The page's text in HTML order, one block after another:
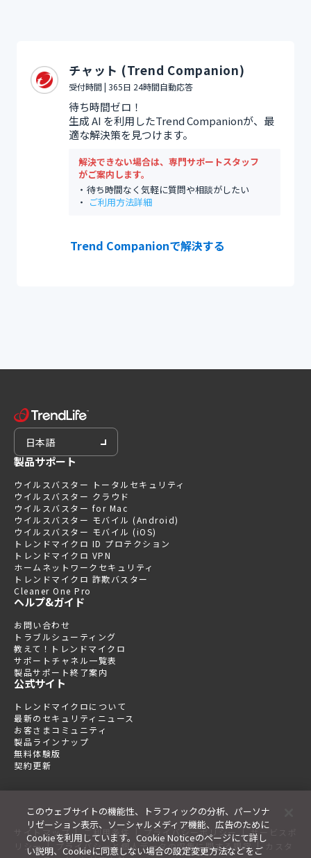
チャット (Trend Companion)
受付時間 | 365日 24時間自動応答
待ち時間ゼロ！
生成 AI を利用したTrend Companionが、最
適な解決策を見つけます。
解決できない場合は、専門サポートスタッフ
がご案内します。
待ち時間なく気軽に質問や相談がしたい
ご利用方法詳細
Trend Companionで解決する
このウェブサイトの機能性、トラフィックの分析、パーソナ
リゼーション表示、ソーシャルメディア機能、広告のために
Cookieを利用しています。Cookie Noticeのページにて詳し
い説明、Cookieに同意しない場合の設定変更方法などをご
日本語
製品サポート
ウイルスバスター トータルセキュリティ
ウイルスバスター クラウド
ウイルスバスター for Mac
ウイルスバスター モバイル (Android)
ウイルスバスター モバイル (iOS)
トレンドマイクロ ID プロテクション
トレンドマイクロ VPN
ホームネットワークセキュリティ
トレンドマイクロ 詐欺バスター
Cleaner One Pro
ヘルプ&ガイド
お問い合わせ
トラブルシューティング
教えて！トレンドマイクロ
サポートチャネル一覧表
製品サポート終了案内
公式サイト
トレンドマイクロについて
最新のセキュリティニュース
お客さまコミュニティ
製品ラインナップ
無料体験版
契約更新
サイトマップ | ご利用条件 プライバシーポリシー | サービスポ
リシー | プライバシーと個人データの収集に関する規定 |